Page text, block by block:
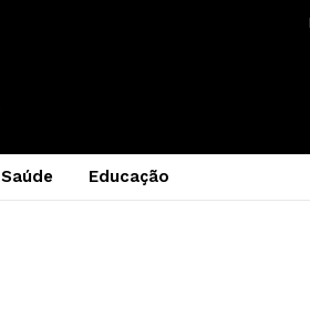
Saúde Educação